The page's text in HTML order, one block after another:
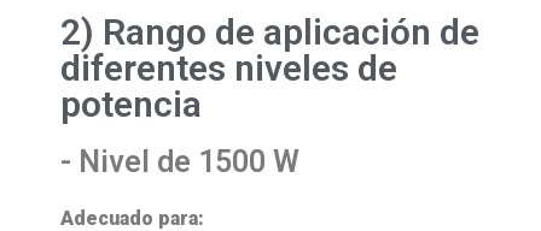
2) Rango de aplicación de
diferentes niveles de
potencia
- Nivel de 1500 W
Adecuado para: